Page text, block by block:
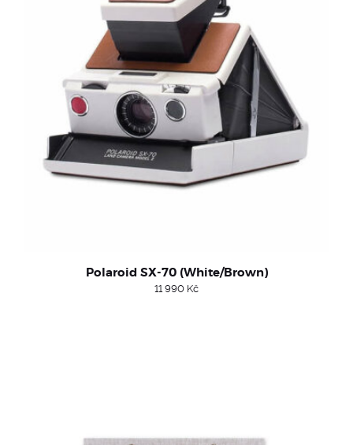
Polaroid SX-70 (White/Brown)
11 990 Kč